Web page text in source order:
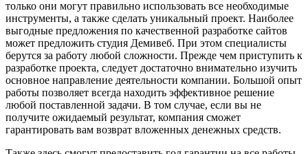
только они могут правильно использовать все необходимые
инструменты, а также сделать уникальный проект. Наиболее
выгодные предложения по качественной разработке сайтов
может предложить студия Демивеб. При этом специалисты
берутся за работу любой сложности. Прежде чем приступить к
разработке проекта, следует достаточно внимательно изучить
основное направление деятельности компании. Большой опыт
работы позволяет всегда находить эффективное решение
любой поставленной задачи. В том случае, если вы не
получите ожидаемый результат, компания сможет
гарантировать вам возврат вложенных денежных средств.